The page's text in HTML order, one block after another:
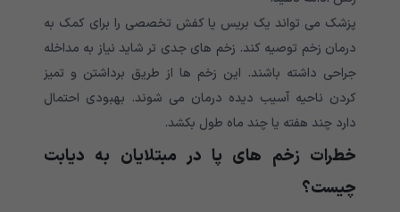
پزشک می تواند یک بریس یا کفش تخصصی را برای کمک به
درمان زخم توصیه کند. زخم های جدی تر شاید نیاز به مداخله
جراحی داشته باشند. این زخم ها از طریق برداشتن و تمیز
کردن ناحیه آسیب دیده درمان می شوند. بهبودی احتمال
دارد چند هفته یا چند ماه طول بکشد.
خطرات زخم های پا در مبتلایان به دیابت
چیست؟